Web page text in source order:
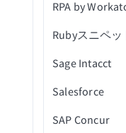
をエクス
新規/更新
ポート
レコード
レコード
一括デー
エンティ
データの
ート
ョンワー
を更新
アセット
時間クエ
カスタム
クエリ結
アルタイ
スケジュ
クエリ
レコード
レポート
ド
CSVから
ムエラー
ティング
ーティング
レシピ関
出し
レシピ関
す
に失敗し
アカウン
た
API同時
アカウン
レシピ詳
コネクシ
レシピを
ジョブを
新規行
新規/更新
アクション
アクショ
アクショ
更新アク
Upsertア
トリガー
新規クラ
新規プロ
新規ユー
新規/更新
コネクショ
トリガー
通話が終
新規通話
新規通話
アクション
発信
ページャ
RPA by
コネクショ
アクション
ジョブ詳
ジョブロ
Rubyスニペ
入力
出力スキーマ
コード
Sage Intacct
コネクショ
トリガー
Salesforce
コネクショ
SAP Concur